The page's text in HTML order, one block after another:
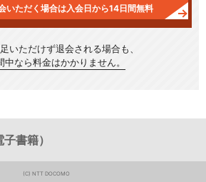
いただく場合は入会日から14日間無料
いただけず退会される場合も、
中なら料金はかかりません。
書籍）
(C) NTT DOCOMO